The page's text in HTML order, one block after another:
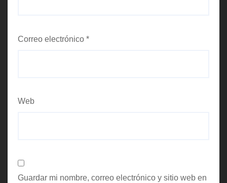
Correo electrónico *
Web
Guardar mi nombre, correo electrónico y sitio web en